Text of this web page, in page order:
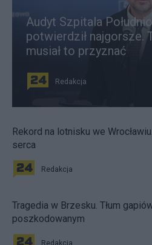
Audyt Szpitala
potwierdził najgorsze.
musiał to przyznać
Redakcja
Rekord na lotnisku we
serca
Redakcja
Tragedia w Brzesku. Tłum
poszkodowanym
Redakcja